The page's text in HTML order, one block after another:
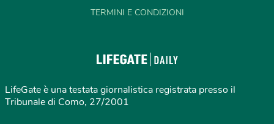
TERMINI E CONDIZIONI
LifeGate è una testata giornalistica registrata presso il
Tribunale di Como, 27/2001